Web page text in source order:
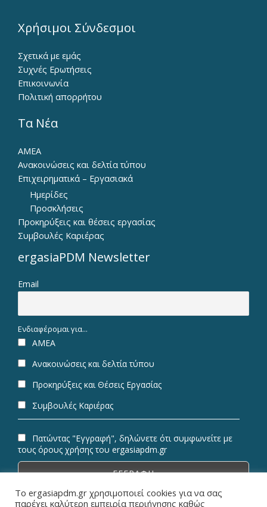
Χρήσιμοι Σύνδεσμοι
Σχετικά με εμάς
Συχνές Ερωτήσεις
Επικοινωνία
Πολιτική απορρήτου
Τα Νέα
ΑΜΕΑ
Ανακοινώσεις και δελτία τύπου
Επιχειρηματικά – Εργασιακά
Ημερίδες
Προσκλήσεις
Προκηρύξεις και θέσεις εργασίας
Συμβουλές Καριέρας
ergasiaPDM Newsletter
Email
Ενδιαφέρομαι για...
ΑΜΕΑ
Ανακοινώσεις και δελτία τύπου
Προκηρύξεις και Θέσεις Εργασίας
Συμβουλές Καριέρας
Πατώντας "Εγγραφή", δηλώνετε ότι συμφωνείτε με
τους όρους χρήσης του ergasiapdm.gr
Το ergasiapdm.gr χρησιμοποιεί cookies για να σας
παρέχει καλύτερη εμπειρία περιήγησης καθώς